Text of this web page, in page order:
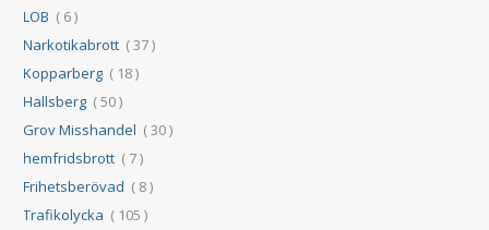
LOB ( 6 )
Narkotikabrott ( 37 )
Kopparberg ( 18 )
Hallsberg ( 50 )
Grov Misshandel ( 30 )
hemfridsbrott ( 7 )
Frihetsberövad ( 8 )
Trafikolycka ( 105 )